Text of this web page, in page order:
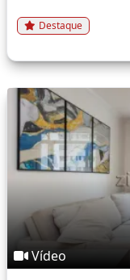
Destaque
Vídeo